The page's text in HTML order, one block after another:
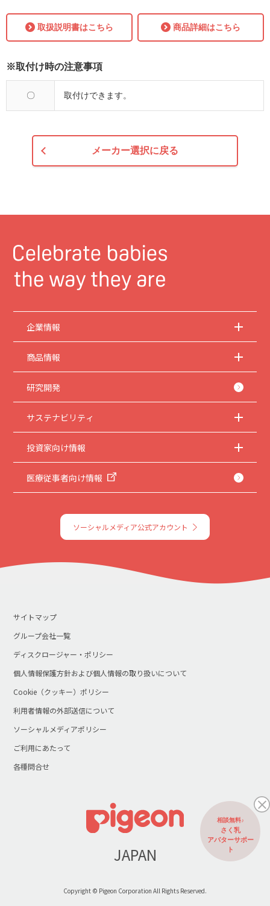
取扱説明書はこちら 商品詳細はこちら
※取付け時の注意事項
〇 取付けできます。
メーカー選択に戻る
企業情報
商品情報
研究開発
サステナビリティ
投資家向け情報
医療従事者向け情報
ソーシャルメディア公式アカウント
サイトマップ
グループ会社一覧
ディスクロージャー・ポリシー
個人情報保護方針および個人情報の取り扱いについて
Cookie（クッキー）ポリシー
利用者情報の外部送信について
ソーシャルメディアポリシー
ご利用にあたって
各種問合せ
JAPAN
Copyright © Pigeon Corporation All Rights Reserved.
相談無料♪
さく乳
アバターサポー
ト